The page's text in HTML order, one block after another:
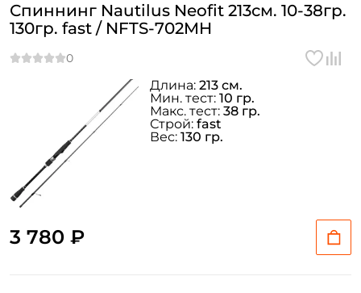
Спиннинг Nautilus Neofit 213см. 10-38гр.
130гр. fast / NFTS-702MH
3 780 ₽
Длина: 213 см.
Мин. тест: 10 гр.
Макс. тест: 38 гр.
Строй: fast
Вес: 130 гр.